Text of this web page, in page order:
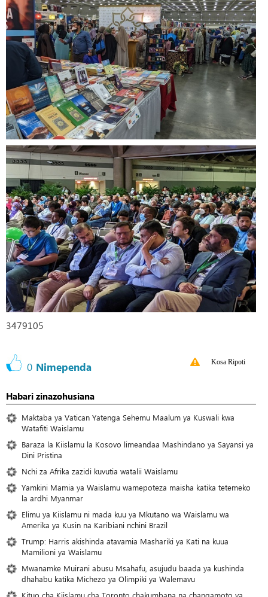
3479105
0 Nimependa Kosa Ripoti
Habari zinazohusiana
Maktaba ya Vatican Yatenga Sehemu Maalum ya Kuswali kwa
Watafiti Waislamu
Baraza la Kiislamu la Kosovo limeandaa Mashindano ya Sayansi ya
Dini Pristina
Nchi za Afrika zazidi kuvutia watalii Waislamu
Yamkini Mamia ya Waislamu wamepoteza maisha katika tetemeko
la ardhi Myanmar
Elimu ya Kiislamu ni mada kuu ya Mkutano wa Waislamu wa
Amerika ya Kusin na Karibiani nchini Brazil
Trump: Harris akishinda atavamia Mashariki ya Kati na kuua
Mamilioni ya Waislamu
Mwanamke Muirani abusu Msahafu, asujudu baada ya kushinda
dhahabu katika Michezo ya Olimpiki ya Walemavu
Kituo cha Kiislamu cha Toronto chakumbana na changamoto ya